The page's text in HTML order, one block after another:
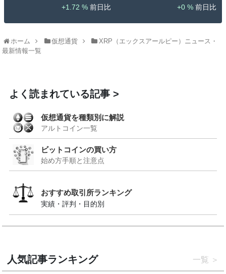
1.72 %
0 %
ホーム 仮想通貨
XRP（エックスアールピー）ニュース・
最新情報一覧
よく読まれている記事
仮想通貨を種類別に解説
アルトコイン一覧
ビットコインの買い方
始め方手順と注意点
おすすめ取引所ランキング
実績・評判・目的別
人気記事ランキング 一覧